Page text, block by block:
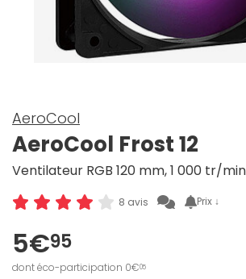
AeroCool
AeroCool Frost 12
Ventilateur RGB 120 mm, 1 000 tr/min
8 avis Prix ↓
5€95
dont éco-participation 0€05